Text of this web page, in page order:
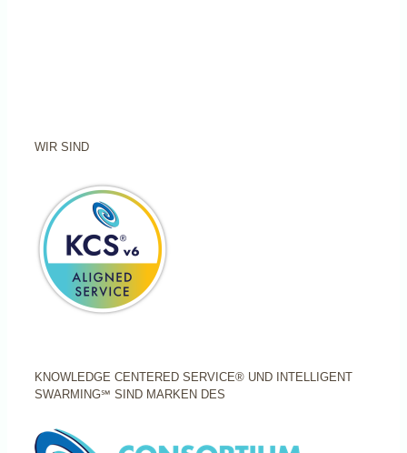
WIR SIND
KNOWLEDGE CENTERED SERVICE® UND INTELLIGENT
SWARMING℠ SIND MARKEN DES